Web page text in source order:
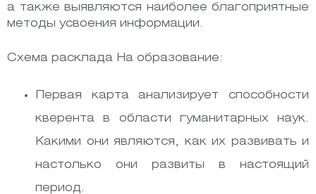
а также выявляются наиболее благоприятные
методы усвоения информации.
Схема расклада На образование:
Первая карта анализирует способности
кверента в области гуманитарных наук.
Какими они являются, как их развивать и
настолько они развиты в настоящий
период.